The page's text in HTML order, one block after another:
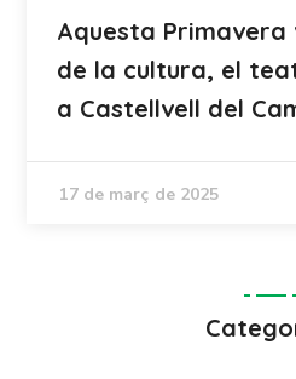
Aquesta Primavera
de la cultura, el
a Castellvell del
17 de març de 2025